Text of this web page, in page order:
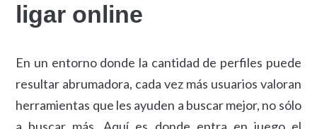
ligar online
En un entorno donde la cantidad de perfiles puede
resultar abrumadora, cada vez más usuarios valoran
herramientas que les ayuden a buscar mejor, no sólo